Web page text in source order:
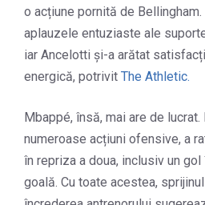
o acțiune pornită de
aplauzele entuziaste ale
iar Ancelotti și-a arătat
energică, potrivit The Athletic.
Mbappé, însă, mai are de
numeroase acțiuni ofensive, a
în repriza a doua, inclusiv un
goală. Cu toate acestea,